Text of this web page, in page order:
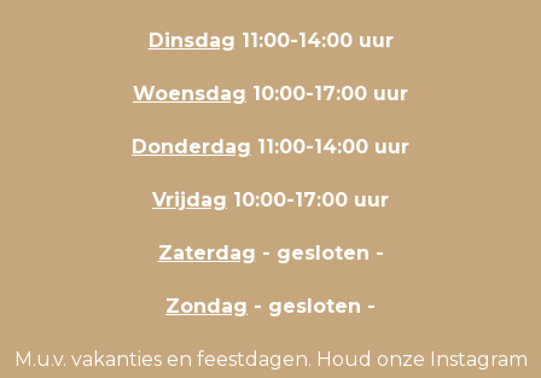
Dinsdag 11:00-14:00 uur
Woensdag 10:00-17:00 uur
Donderdag 11:00-14:00 uur
Vrijdag 10:00-17:00 uur
Zaterdag - gesloten -
Zondag - gesloten -
M.u.v. vakanties en feestdagen. Houd onze Instagram